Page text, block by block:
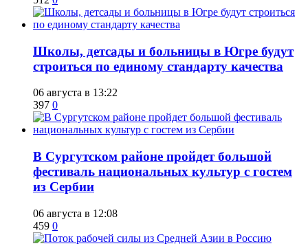
Школы, детсады и больницы в Югре будут
строиться по единому стандарту качества
06 августа в 13:22
397 0
В Сургутском районе пройдет большой
фестиваль национальных культур с гостем
из Сербии
06 августа в 12:08
459 0